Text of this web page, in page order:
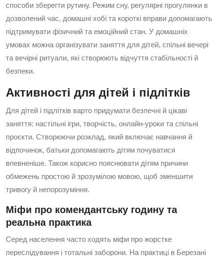
способи зберегти рутину. Режим сну, регулярні прогулянки в
дозволений час, домашні хобі та короткі вправи допомагають
підтримувати фізичний та емоційний стан. У домашніх
умовах можна організувати заняття для дітей, спільні вечері
та вечірні ритуали, які створюють відчуття стабільності й
безпеки.
Активності для дітей і підлітків
Для дітей і підлітків варто придумати безпечні й цікаві
заняття: настільні ігри, творчість, онлайн-уроки та спільні
проєкти. Створюючи розклад, який включає навчання й
відпочинок, батьки допомагають дітям почуватися
впевненіше. Також корисно пояснювати дітям причини
обмежень простою й зрозумілою мовою, щоб зменшити
тривогу й непорозуміння.
Міфи про комендантську годину та
реальна практика
Серед населення часто ходять міфи про жорстке
переслідування і тотальні заборони. На практиці в Березані